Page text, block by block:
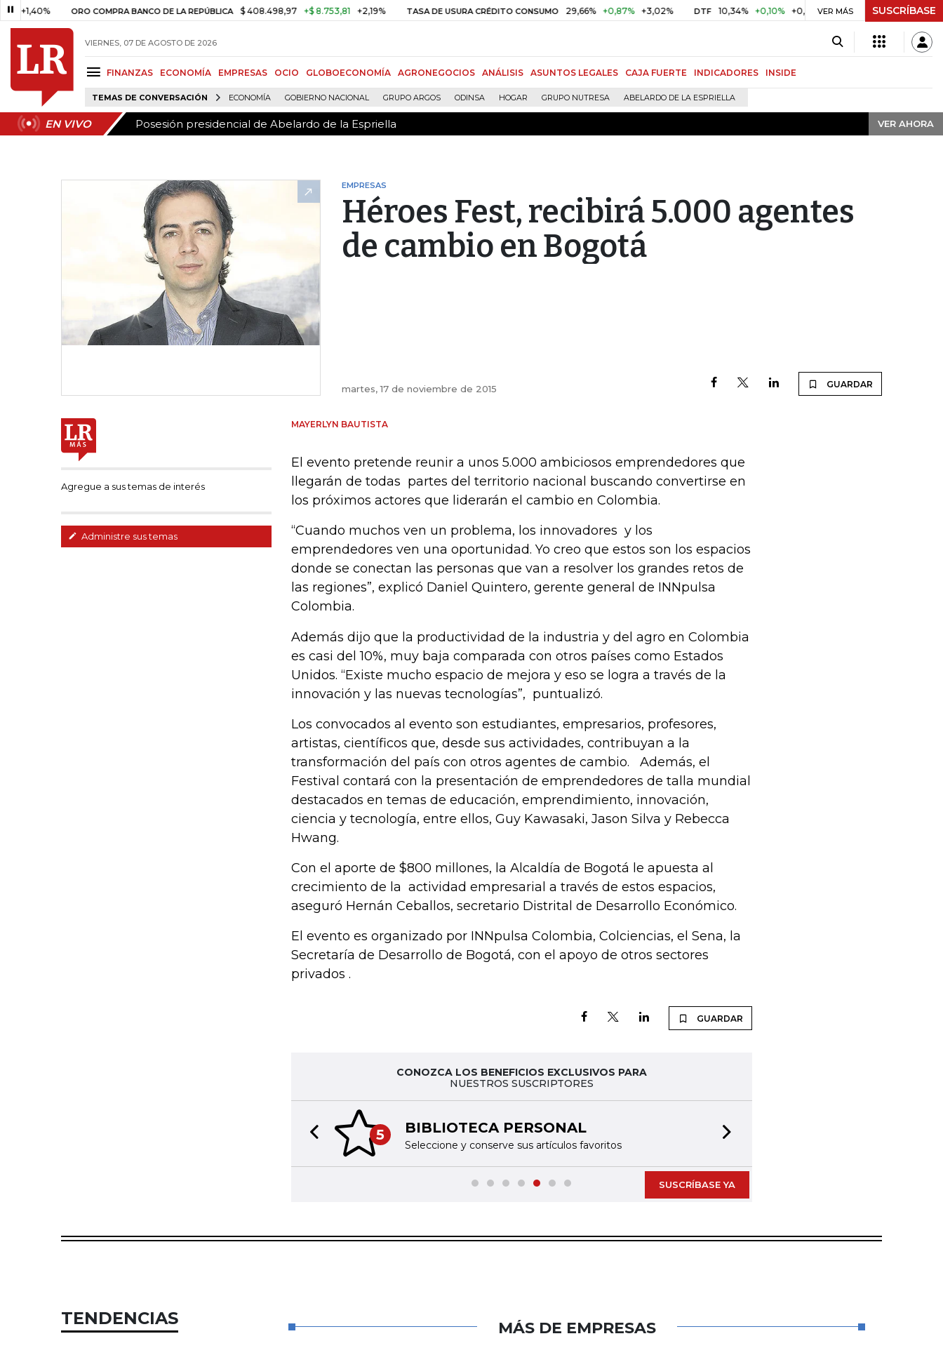
ORO COMPRA BANCO DE LA REPÚBLICA $ 408.498,97 +$ 8.753,81 +2,19% TASA DE USURA CRÉDITO CONSUMO 29,66% +0,87% +3,02% DTF 10,34% +0,10% +0,98% UVR $ 416,91 +$ 0,05 +0,01%
VER MÁS SUSCRÍBASE
VIERNES, 07 DE AGOSTO DE 2026
FINANZAS ECONOMÍA EMPRESAS OCIO GLOBOECONOMÍA AGRONEGOCIOS ANÁLISIS ASUNTOS LEGALES CAJA FUERTE INDICADORES INSIDE
TEMAS DE CONVERSACIÓN ECONOMÍA GOBIERNO NACIONAL GRUPO ARGOS ODINSA HOGAR GRUPO NUTRESA ABELARDO DE LA ESPRIELLA
EN VIVO Posesión presidencial de Abelardo de la Espriella VER AHORA
EN VIVO Posesión presidencial de Abelardo de la Espriella VER AHORA
EMPRESAS
Héroes Fest, recibirá 5.000 agentes
de cambio en Bogotá
martes, 17 de noviembre de 2015 GUARDAR
Agregue a sus temas de interés
Administre sus temas
MAYERLYN BAUTISTA
El evento pretende reunir a unos 5.000 ambiciosos emprendedores que
llegarán de todas partes del territorio nacional buscando convertirse en
los próximos actores que liderarán el cambio en Colombia.
“Cuando muchos ven un problema, los innovadores y los
emprendedores ven una oportunidad. Yo creo que estos son los espacios
donde se conectan las personas que van a resolver los grandes retos de
las regiones”, explicó Daniel Quintero, gerente general de INNpulsa
Colombia.
Además dijo que la productividad de la industria y del agro en Colombia
es casi del 10%, muy baja comparada con otros países como Estados
Unidos. “Existe mucho espacio de mejora y eso se logra a través de la
innovación y las nuevas tecnologías”, puntualizó.
Los convocados al evento son estudiantes, empresarios, profesores,
artistas, científicos que, desde sus actividades, contribuyan a la
transformación del país con otros agentes de cambio. Además, el
Festival contará con la presentación de emprendedores de talla mundial
destacados en temas de educación, emprendimiento, innovación,
ciencia y tecnología, entre ellos, Guy Kawasaki, Jason Silva y Rebecca
Hwang.
Con el aporte de $800 millones, la Alcaldía de Bogotá le apuesta al
crecimiento de la actividad empresarial a través de estos espacios,
aseguró Hernán Ceballos, secretario Distrital de Desarrollo Económico.
El evento es organizado por INNpulsa Colombia, Colciencias, el Sena, la
Secretaría de Desarrollo de Bogotá, con el apoyo de otros sectores
privados .
GUARDAR
CONOZCA LOS BENEFICIOS EXCLUSIVOS PARA
NUESTROS SUSCRIPTORES
5 BIBLIOTECA PERSONAL
Seleccione y conserve sus artículos favoritos
Previous slide
SUSCRÍBASE YA
TENDENCIAS MÁS DE EMPRESAS